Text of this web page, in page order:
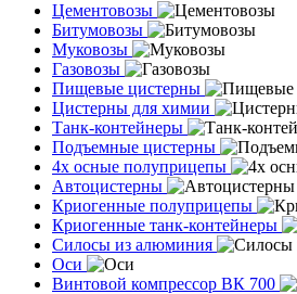
Цементовозы
Битумовозы
Муковозы
Газовозы
Пищевые цистерны
Цистерны для химии
Танк-контейнеры
Подъемные цистерны
4х осные полуприцепы
Автоцистерны
Криогенные полуприцепы
Криогенные танк-контейнеры
Силосы из алюминия
Оси
Винтовой компрессор ВК 700